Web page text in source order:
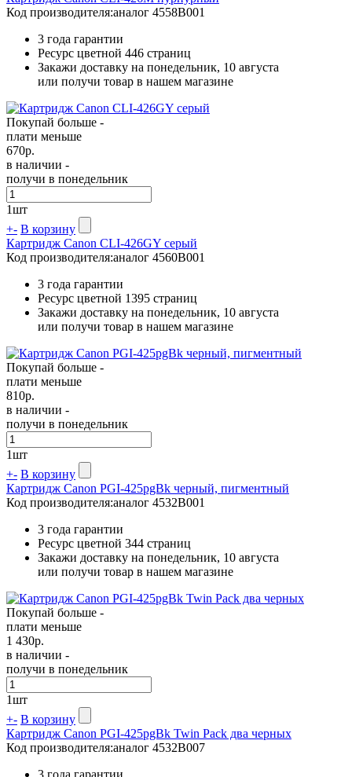
Код производителя:аналог 4558B001
3 года гарантии
Ресурс цветной 446 страниц
Закажи доставку на понедельник, 10 августа
или получи товар в нашем магазине
Покупай больше -
плати меньше
670р.
в наличии -
получи в понедельник
1шт
+- В корзину
Картридж Canon CLI-426GY серый
Код производителя:аналог 4560B001
3 года гарантии
Ресурс цветной 1395 страниц
Закажи доставку на понедельник, 10 августа
или получи товар в нашем магазине
Покупай больше -
плати меньше
810р.
в наличии -
получи в понедельник
1шт
+- В корзину
Картридж Canon PGI-425pgBk черный, пигментный
Код производителя:аналог 4532B001
3 года гарантии
Ресурс цветной 344 страниц
Закажи доставку на понедельник, 10 августа
или получи товар в нашем магазине
Покупай больше -
плати меньше
1 430р.
в наличии -
получи в понедельник
1шт
+- В корзину
Картридж Canon PGI-425pgBk Twin Pack два черных
Код производителя:аналог 4532B007
3 года гарантии